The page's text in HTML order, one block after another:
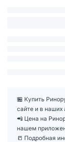
🏪 Купить
сайте и в наших
📲 Цена на
нашем
📒 Подробная